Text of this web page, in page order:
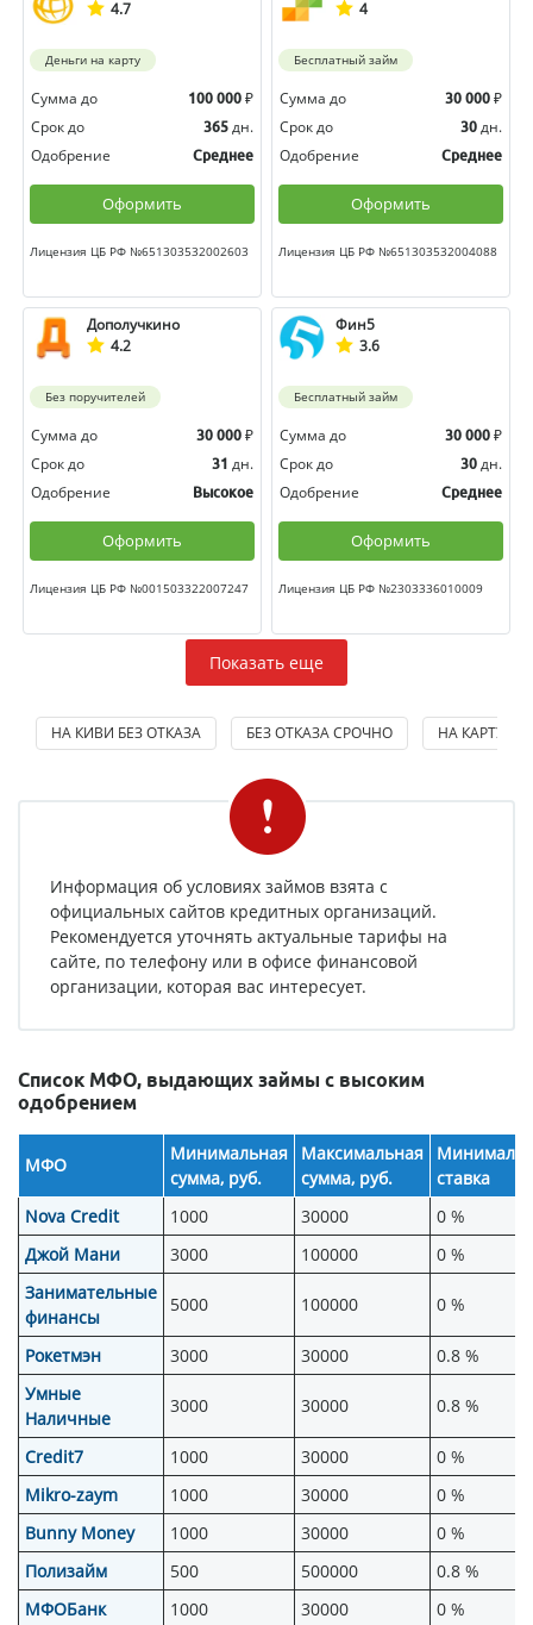
4.7
Деньги на карту
Сумма до 100 000 ₽
Срок до
365 дн.
Одобрение
Среднее
Оформить
Лицензия ЦБ РФ №651303532002603
4
Бесплатный займ
Сумма до 30 000 ₽
Срок до
30 дн.
Одобрение
Среднее
Оформить
Лицензия ЦБ РФ №651303532004088
Дополучкино
4.2
Без поручителей
Сумма до 30 000 ₽
Срок до
31 дн.
Одобрение
Высокое
Оформить
Лицензия ЦБ РФ №001503322007247
Фин5
3.6
Бесплатный займ
Сумма до 30 000 ₽
Срок до
30 дн.
Одобрение
Среднее
Оформить
Лицензия ЦБ РФ №2303336010009
Показать еще
НА КИВИ БЕЗ ОТКАЗА БЕЗ ОТКАЗА СРОЧНО НА КАРТУ
Информация об условиях займов взята с
официальных сайтов кредитных организаций.
Рекомендуется уточнять актуальные тарифы на
сайте, по телефону или в офисе финансовой
организации, которая вас интересует.
Список МФО, выдающих займы с высоким
одобрением
МФО
Минимальная
сумма, руб.
Максимальная
сумма, руб.
ставка
Nova Credit
1000 30000
0 %
Джой Мани
3000 100000
0 %
Занимательные
финансы
5000 100000 0 %
Рокетмэн 3000 30000
0.8 %
Умные
Наличные
3000 30000 0.8 %
Credit7 1000 30000
0 %
Mikro-zaym
1000 30000
0 %
Bunny Money
1000 30000
0 %
Полизайм
500 500000
0.8 %
МФОБанк
1000 30000 0 %